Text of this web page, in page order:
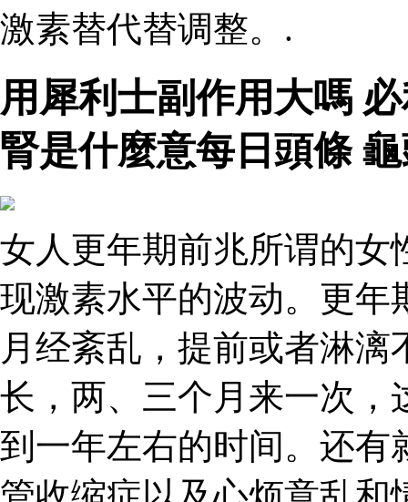
激素替代替调整。.
用犀利士副作用大嗎
腎是什麼意每日頭條
女人更年期前兆所谓的女
现激素水平的波动。更年
月经紊乱，提前或者淋
长，两、三个月来一次，
到一年左右的时间。还有